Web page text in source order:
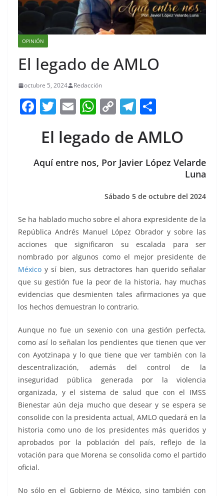
OPINIÓN
El legado de AMLO
octubre 5, 2024 Redacción
F
c
e
b
k
T
itt
er
E
ai
l
W
at
s
A
p
C
p
y
Li
k
T
e
gr
a
ar
El legado de AMLO
Aquí entre nos, Por Javier López Velarde
Luna
Sábado 5 de octubre del 2024
Se ha hablado mucho sobre el ahora expresidente de la
República Andrés Manuel López Obrador y sobre las
acciones que significaron su escalada para ser
nombrado por algunos como el mejor presidente de
México y sí bien, sus detractores han querido señalar
que su gestión fue la peor de la historia, hay muchas
evidencias que desmienten tales afirmaciones ya que
los hechos demuestran lo contrario.
Aunque no fue un sexenio con una gestión perfecta,
como así lo señalan los pendientes que tienen que ver
con Ayotzinapa y lo que tiene que ver también con la
descentralización, además del control de la
inseguridad pública generada por la violencia
organizada, y el sistema de salud que con el IMSS
Bienestar aún deja mucho que desear y se espera se
consolide con la presidenta actual, AMLO quedará en la
historia como uno de los presidentes más queridos y
aprobados por la población del país, reflejo de la
votación para que Morena se consolida como el partido
oficial.
No sólo en el Gobierno de México, sino también con